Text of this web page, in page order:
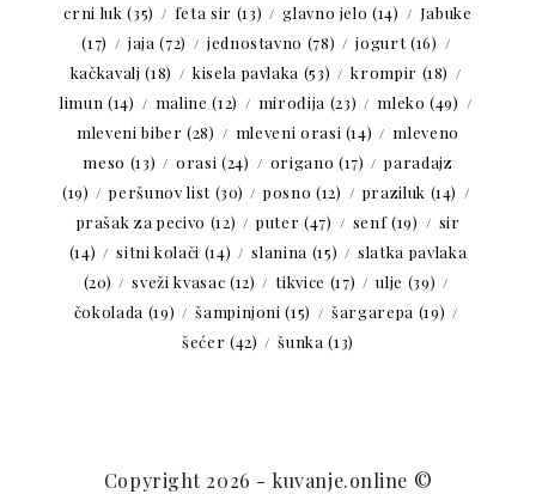
crni luk (35) feta sir (13) glavno jelo (14)
Jabuke
(17)
jaja (72) jednostavno (78) jogurt(16)
kačkavalj (18) kisela pavlaka (53) krompir (18)
limun (14) maline (12) mirođija (23) mleko (49)
mleveni biber (28) mleveni orasi (14)
mleveno
meso (13) orasi (24) origano (17)
paradajz
(19)
peršunov list(30) posno (12) praziluk (14)
prašak za pecivo (12) puter (47) senf(19)
sir
(14)
sitni kolači (14) slanina (15)
slatka pavlaka
(20)
sveži kvasac (12) tikvice (17) ulje (39)
čokolada (19) šampinjoni (15) šargarepa (19)
šećer (42) šunka (13)
Copyright 2026 - kuvanje.online ©